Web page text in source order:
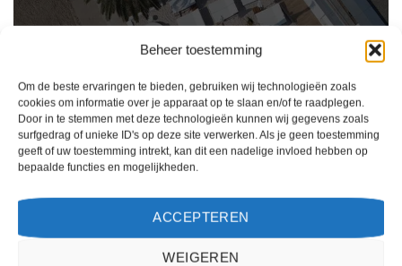
Beheer toestemming
Om de beste ervaringen te bieden, gebruiken wij technologieën zoals
cookies om informatie over je apparaat op te slaan en/of te raadplegen.
Door in te stemmen met deze technologieën kunnen wij gegevens zoals
surfgedrag of unieke ID's op deze site verwerken. Als je geen toestemming
geeft of uw toestemming intrekt, kan dit een nadelige invloed hebben op
bepaalde functies en mogelijkheden.
ACCEPTEREN
WEIGEREN
Ik ben erg tevreden over mijn ervaring met 2Spanje.nl. Het boekingsproces was
eenvoudig, de klantenservice was behulpzaam en de prijs was scherp. Ik zou deze
Kiki Kampen /Maastricht